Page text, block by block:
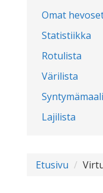
Omat
Statistiikka
Rotulista
Värilista
Lajilista
Etusivu